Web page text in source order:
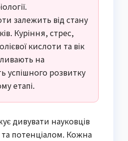
залежить від стану
Куріння, стрес,
кислоти та вік
на
успішного розвитку
етапі.
дивувати науковців
потенціалом. Кожна